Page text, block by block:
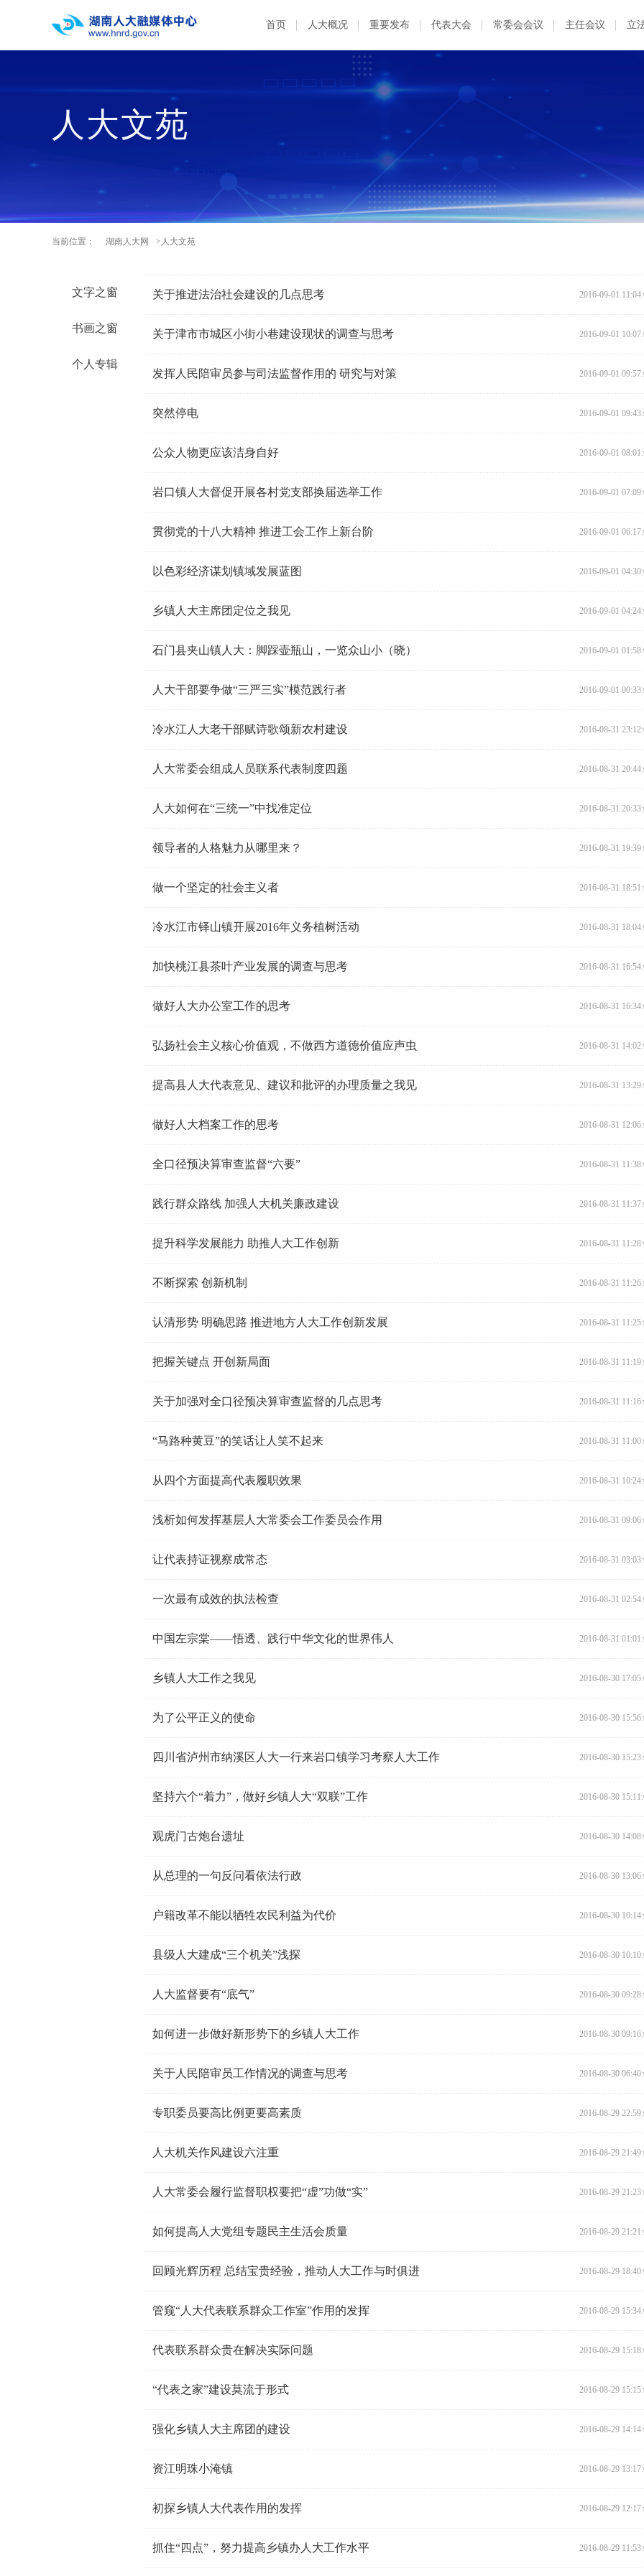
首页 人大概况 重要发布 代表大会 常委会会议 主任会议 立
人大文苑
当前位置： 湖南人大网 >人大文苑
文字之窗
书画之窗
个人专辑
关于推进法治社会建设的几点思考 2016-09-01
关于津市市城区小街小巷建设现状的调查与思考 2016-09-01
发挥人民陪审员参与司法监督作用的 研究与对策 2016-09-01
突然停电 2016-09-01
公众人物更应该洁身自好 2016-09-01
岩口镇人大督促开展各村党支部换届选举工作 2016-09-01
贯彻党的十八大精神 推进工会工作上新台阶 2016-09-01
以色彩经济谋划镇域发展蓝图 2016-09-01
乡镇人大主席团定位之我见 2016-09-01
石门县夹山镇人大：脚踩壶瓶山，一览众山小（晓） 2016-09-01
人大干部要争做“三严三实”模范践行者 2016-09-01
冷水江人大老干部赋诗歌颂新农村建设 2016-08-31
人大常委会组成人员联系代表制度四题 2016-08-31
人大如何在“三统一”中找准定位 2016-08-31
领导者的人格魅力从哪里来？ 2016-08-31
做一个坚定的社会主义者 2016-08-31
冷水江市铎山镇开展2016年义务植树活动 2016-08-31
加快桃江县茶叶产业发展的调查与思考 2016-08-31
做好人大办公室工作的思考 2016-08-31
弘扬社会主义核心价值观，不做西方道德价值应声虫 2016-08-31
提高县人大代表意见、建议和批评的办理质量之我见 2016-08-31
做好人大档案工作的思考 2016-08-31
全口径预决算审查监督“六要” 2016-08-31
践行群众路线 加强人大机关廉政建设 2016-08-31
提升科学发展能力 助推人大工作创新 2016-08-31
不断探索 创新机制 2016-08-31
认清形势 明确思路 推进地方人大工作创新发展 2016-08-31
把握关键点 开创新局面 2016-08-31
关于加强对全口径预决算审查监督的几点思考 2016-08-31
“马路种黄豆”的笑话让人笑不起来 2016-08-31
从四个方面提高代表履职效果 2016-08-31
浅析如何发挥基层人大常委会工作委员会作用 2016-08-31
让代表持证视察成常态 2016-08-31
一次最有成效的执法检查 2016-08-31
中国左宗棠——悟透、践行中华文化的世界伟人 2016-08-31
乡镇人大工作之我见 2016-08-30
为了公平正义的使命 2016-08-30
四川省泸州市纳溪区人大一行来岩口镇学习考察人大工作 2016-08-30
坚持六个“着力”，做好乡镇人大“双联”工作 2016-08-30
观虎门古炮台遗址 2016-08-30
从总理的一句反问看依法行政 2016-08-30
户籍改革不能以牺牲农民利益为代价 2016-08-30
县级人大建成“三个机关”浅探 2016-08-30
人大监督要有“底气” 2016-08-30
如何进一步做好新形势下的乡镇人大工作 2016-08-30
关于人民陪审员工作情况的调查与思考 2016-08-30
专职委员要高比例更要高素质 2016-08-29
人大机关作风建设六注重 2016-08-29
人大常委会履行监督职权要把“虚”功做“实” 2016-08-29
如何提高人大党组专题民主生活会质量 2016-08-29
回顾光辉历程 总结宝贵经验，推动人大工作与时俱进 2016-08-29
管窥“人大代表联系群众工作室”作用的发挥 2016-08-29
代表联系群众贵在解决实际问题 2016-08-29
“代表之家”建设莫流于形式 2016-08-29
强化乡镇人大主席团的建设 2016-08-29
资江明珠小淹镇 2016-08-29
初探乡镇人大代表作用的发挥 2016-08-29
抓住“四点”，努力提高乡镇办人大工作水平 2016-08-29